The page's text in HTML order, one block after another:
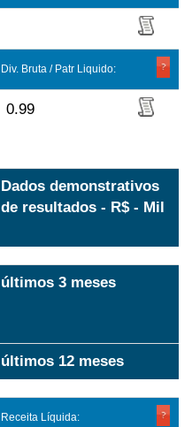
Div. Bruta / Patr Liquido:
0.99
Dados demonstrativos
de resultados - R$ - Mil
últimos 3 meses
últimos 12 meses
Receita Líquida: